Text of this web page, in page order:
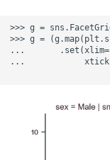
>>> g =
>>> g =
...
...